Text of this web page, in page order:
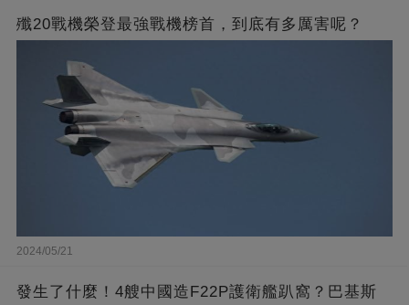
殲20戰機榮登最強戰機榜首，到底有多厲害呢？
2024/05/21
發生了什麼！4艘中國造F22P護衛艦趴窩？巴基斯